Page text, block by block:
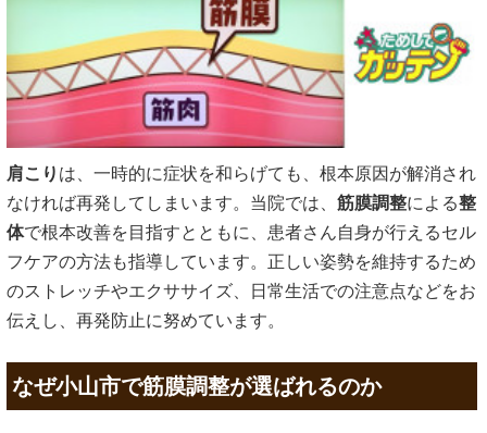
肩こり は、一時的に症状を和らげても、根本原因が解消され
なければ再発してしまいます。当院では、 筋膜調整による整
体で根本改善を目指すとともに、患者さん自身が行えるセル
フケアの方法も指導しています。正しい姿勢を維持するため
のストレッチやエクササイズ、日常生活での注意点などをお
伝えし、再発防止に努めています。
なぜ小山市で筋膜調整が選ばれるのか